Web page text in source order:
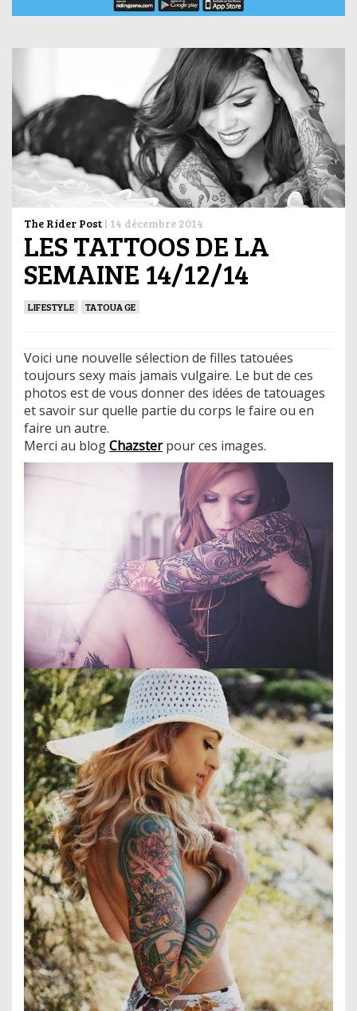
The Rider Post | 14 décembre 2014
LES TATTOOS DE LA
SEMAINE 14/12/14
LIFESTYLE TATOUAGE
Voici une nouvelle sélection de filles tatouées
toujours sexy mais jamais vulgaire. Le but de ces
photos est de vous donner des idées de tatouages
et savoir sur quelle partie du corps le faire ou en
faire un autre.
Merci au blogChazsterpour ces images.